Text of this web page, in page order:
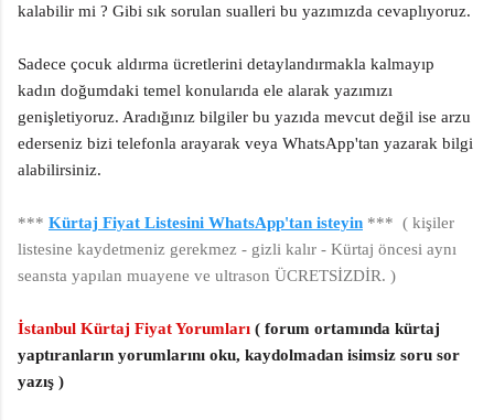
kalabilir mi ? Gibi sık sorulan sualleri bu yazımızda cevaplıyoruz.
Sadece çocuk aldırma ücretlerini detaylandırmakla kalmayıp
kadın doğumdaki temel konularıda ele alarak yazımızı
genişletiyoruz. Aradığınız bilgiler bu yazıda mevcut değil ise arzu
ederseniz bizi telefonla arayarak veya WhatsApp'tan yazarak bilgi
alabilirsiniz.
*** Kürtaj Fiyat Listesini WhatsApp'tan isteyin *** ( kişiler
listesine kaydetmeniz gerekmez - gizli kalır - Kürtaj öncesi aynı
seansta yapılan muayene ve ultrason ÜCRETSİZDİR. )
İstanbul Kürtaj Fiyat Yorumları ( forum ortamında kürtaj
yaptıranların yorumlarını oku, kaydolmadan isimsiz soru sor
yazış )